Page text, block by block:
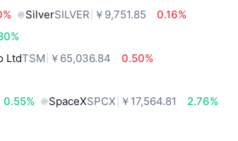
SilverSILVER ￥9,751.85
0.16%
LtdTSM ￥65,036.84
0.50%
0.55% SpaceXSPCX ￥17,564.81
2.76%